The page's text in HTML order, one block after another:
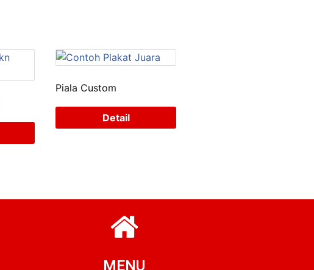
Piala Custom
Detail
MENU